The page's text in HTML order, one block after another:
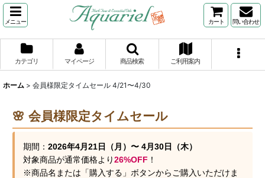
メニュー カート 問い合わせ
カテゴリ マイページ 商品検索 ご利用案内
ホーム > 会員様限定タイムセール 4/21〜4/30
🌸 会員様限定タイムセール
期間： 2026年4月21日（月）〜 4月30日（木）
対象商品が通常価格より26%OFF ！
※商品名または「購入する」ボタンからご購入いただけま